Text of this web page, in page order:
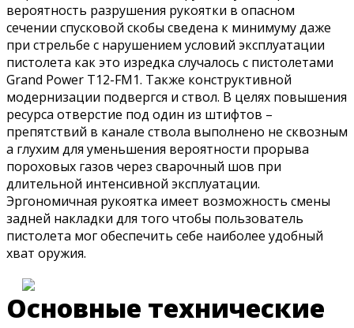
вероятность разрушения рукоятки в опасном
сечении спусковой скобы сведена к минимуму даже
при стрельбе с нарушением условий эксплуатации
пистолета как это изредка случалось с пистолетами
Grand Power Т12-FM1. Также конструктивной
модернизации подвергся и ствол. В целях повышения
ресурса отверстие под один из штифтов –
препятствий в канале ствола выполнено не сквозным
а глухим для уменьшения вероятности прорыва
пороховых газов через сварочный шов при
длительной интенсивной эксплуатации.
Эргономичная рукоятка имеет возможность смены
задней накладки для того чтобы пользователь
пистолета мог обеспечить себе наиболее удобный
хват оружия.
Основные технические